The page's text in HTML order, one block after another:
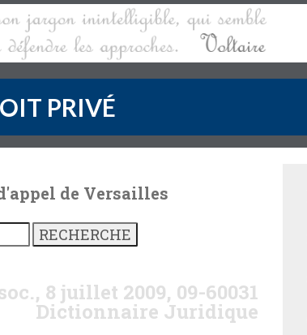
PRIVÉ
de Versailles
8 juillet 2009, 09-60031
Dictionnaire Juridique